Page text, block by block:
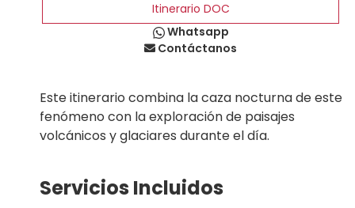
Itinerario DOC
Whatsapp
Contáctanos
Este itinerario combina la caza nocturna de este
fenómeno con la exploración de paisajes
volcánicos y glaciares durante el día.
Servicios Incluidos